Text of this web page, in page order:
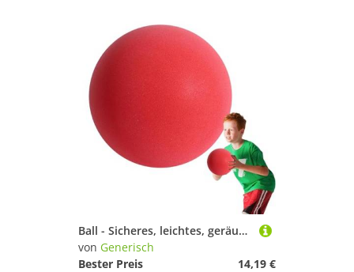
Ball - Sicheres, leichtes, geräuschloses Ballspielzeug für den Innenspaß | Schlagfestes Basketball-Geschenk für Kinder und Erwachsene, für Fitnessstudios, Stadien, Terrassen, Spielzimmer
von Generisch
Bester Preis
14,19 €